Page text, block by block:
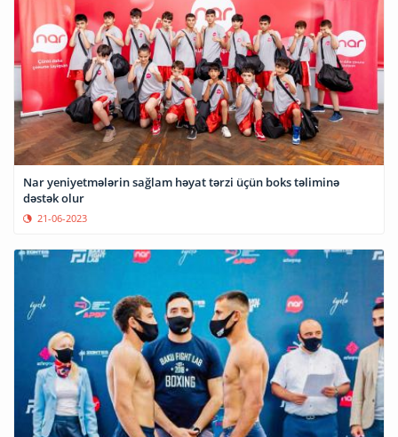
Nar yeniyetmələrin sağlam həyat tərzi üçün boks təliminə
dəstək olur
21-06-2023